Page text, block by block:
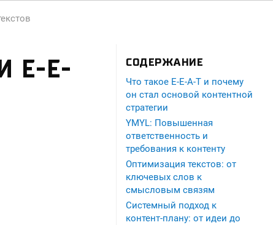
E-E-
СОДЕРЖАНИЕ
Что такое E-E-A-T и почему
он стал основой контентной
стратегии
YMYL: Повышенная
ответственность и
требования к контенту
Оптимизация текстов: от
ключевых слов к
смысловым связям
Системный подход к
контент-плану: от идеи до